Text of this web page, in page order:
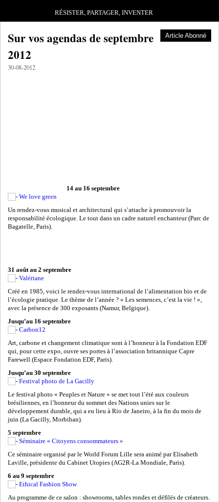
RÉSISTER, PARTAGER, INVENTER
Article Abonné
Sur vos agendas de septembre
2012
30-08-2012
14 au 16 septembre
We love green
Un rendez-vous musical et architectural qui s’attache à promouvoir la
responsabilité écologique. Le tout dans un cadre naturel enchanteur (Parc de
Bagatelle, Paris).
31 août au 2 septembre
Valériane
Créé en 1985, voici le rendez-vous international de l’alimentation bio et de
l’écologie pratique. Le thème de l’année ? « Les semences, c’est la vie ! »,
avec la présence de 300 exposants (Namur, Belgique).
Jusqu’au 16 septembre
Carbon12
Art, carbone et changement climatique sont à l’honneur à la Fondation EDF
qui, pour cette expo, ouvre ses portes à l’association britannique Capre
Farewell (Espace Fondation EDF, Paris).
Jusqu’au 30 septembre
Festival photo de La Gacilly
Le festival photo « Peuples et Nature » se met tout l’été aux couleurs
brésiliennes, en l’honneur du sommet des Nations unies sur le
développement durable, qui a eu lieu à Rio de Janeiro, à la fin du mois de
juin (La Gacilly, Morbihan).
5 septembre
Séminaire « Citoyens consommateurs »
Ce séminaire organisé par le World Forum Lille sera animé par Elisabeth
Laville, présidente du Cabinet Utopies (AG2R-La Mondiale, Paris).
6 au 9 septembre
Ethical Fashion Show
Au programme de ce salon : showrooms, tables rondes et défilés de créateurs.